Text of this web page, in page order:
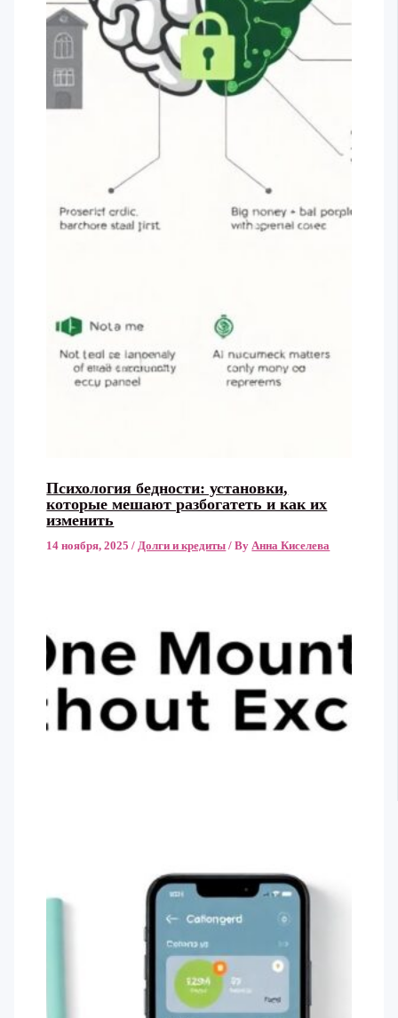
Психология бедности: установки,
которые мешают разбогатеть и как их
изменить
14 ноября, 2025/Долги и кредиты / ByАнна Киселева